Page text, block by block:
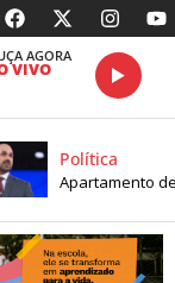
AGORA
VIVO
Política
Apartamento de